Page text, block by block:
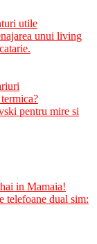
utile
unui living
pentru mire si
in Mamaia!
telefoane dual sim: